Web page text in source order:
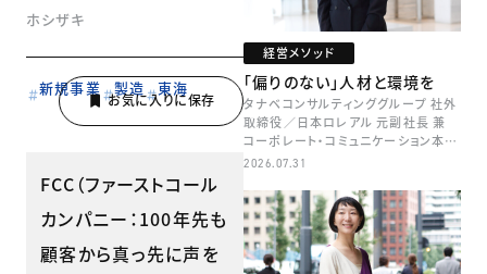
ホシザキ
新規事業 製造 東海
FCC（ファーストコール
カンパニー：100年先も
顧客から真っ先に声を
経営メソッド
「偏りのない」人材と環境を
タナベコンサルティンググループ 社外
取締役／日本ロレアル 元副社長 兼
コーポレート・コミュニケーション本部
本部長／キャリアコンサルタント 井村
2026.07.31